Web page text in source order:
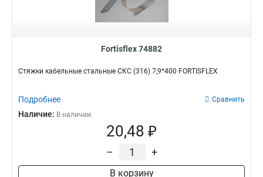
Fortisflex 74882
Стяжки кабельные стальные СКС (316) 7,9*400 FORTISFLEX
Подробнее Сравнить
Наличие: В наличии
20,48 ₽
– +
В корзину